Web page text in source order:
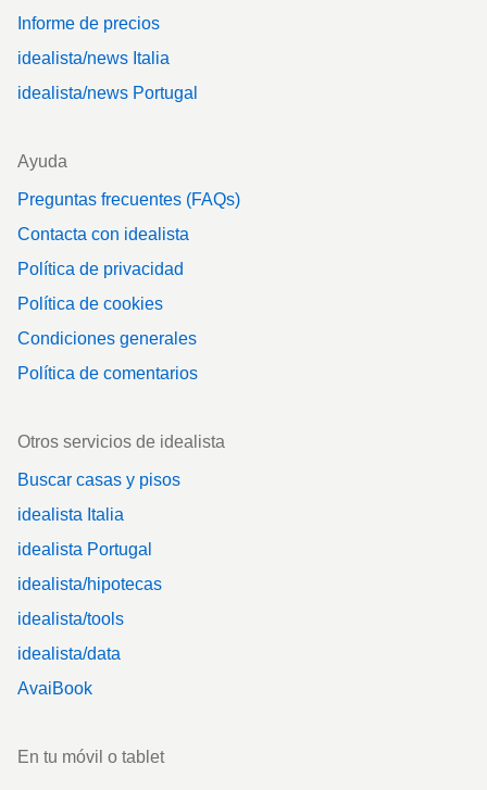
Informe de precios
idealista/news Italia
idealista/news Portugal
Ayuda
Preguntas frecuentes (FAQs)
Contacta con idealista
Política de privacidad
Política de cookies
Condiciones generales
Política de comentarios
Otros servicios de idealista
Buscar casas y pisos
idealista Italia
idealista Portugal
idealista/hipotecas
idealista/tools
idealista/data
AvaiBook
En tu móvil o tablet